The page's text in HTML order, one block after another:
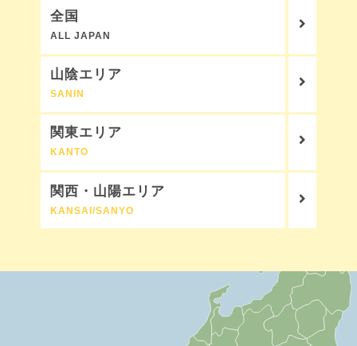
全国
ALL JAPAN
山陰エリア
SANIN
関東エリア
KANTO
関西・山陽エリア
KANSAI/SANYO